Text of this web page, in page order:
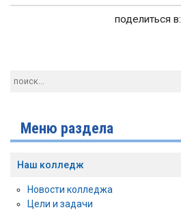
поделиться в:
Меню раздела
Наш колледж
Новости колледжа
Цели и задачи